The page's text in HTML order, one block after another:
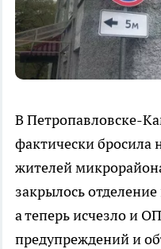
В Петропавловске-
фактически бросила
жителей
закрылось
а теперь исчезло и
предупреждений и